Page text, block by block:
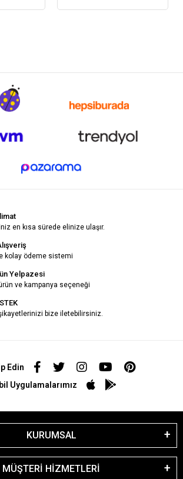
en kısa sürede elinize ulaşır.
kolay ödeme sistemi
Yelpazesi
ve kampanya seçeneği
bize iletebilirsiniz.
Edin
Uygulamalarımız
KURUMSAL
MÜŞTERİ HİZMETLERİ